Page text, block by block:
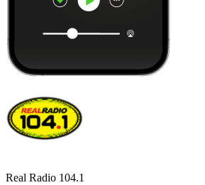
Real Radio 104.1